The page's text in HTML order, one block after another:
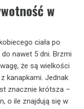
w
ciała po
nawet 5 dni. Brzmi
że są wielkości
kanapkami. Jednak
znacznie krótsza –
o ile znajdują się w